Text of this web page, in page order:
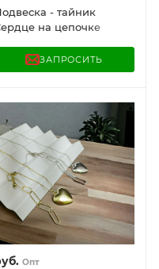
- тайник
на цепочке
золото / Кулон 2,0 см.
ЗАПРОСИТЬ
Опт